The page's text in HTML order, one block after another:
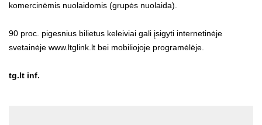
komercinėmis nuolaidomis (grupės nuolaida).
90 proc. pigesnius bilietus keleiviai gali įsigyti internetinėje
svetainėje www.ltglink.lt bei mobiliojoje programėlėje.
tg.lt inf.